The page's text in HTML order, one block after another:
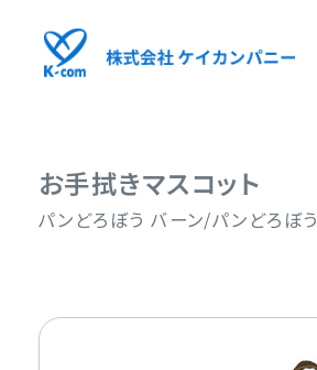
お手拭きマスコット
パンどろぼう バーン/パンどろぼう